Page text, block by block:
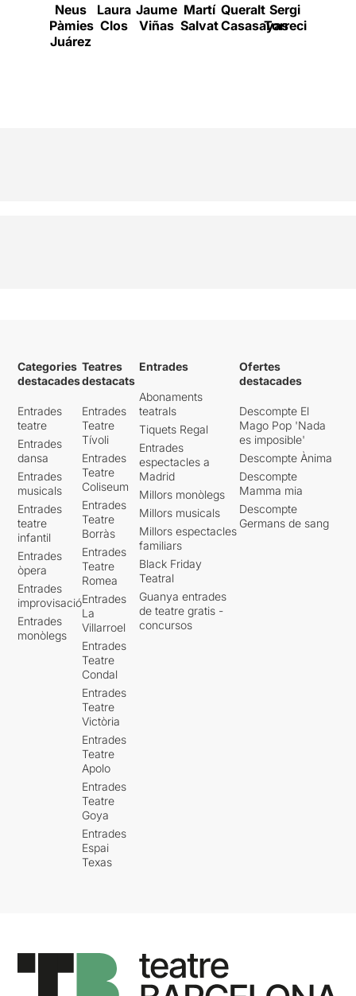
Neus
Pàmies
Juárez
Laura
Clos
Jaume
Viñas
Martí
Salvat
Queralt
Casasayas
Sergi
Torrecilla
Categories
destacades
Entrades
teatre
Entrades
dansa
Entrades
musicals
Entrades
teatre
infantil
Entrades
òpera
Entrades
improvisació
Entrades
monòlegs
Teatres
destacats
Entrades
Teatre
Tívoli
Entrades
Teatre
Coliseum
Entrades
Teatre
Borràs
Entrades
Teatre
Romea
Entrades
La
Villarroel
Entrades
Teatre
Condal
Entrades
Teatre
Victòria
Entrades
Teatre
Apolo
Entrades
Teatre
Goya
Entrades
Espai
Texas
Entrades
Abonaments
teatrals
Tiquets Regal
Entrades
espectacles a
Madrid
Millors monòlegs
Millors musicals
Millors espectacles
familiars
Black Friday
Teatral
Guanya entrades
de teatre gratis -
concursos
Ofertes
destacades
Descompte El
Mago Pop 'Nada
es imposible'
Descompte Ànima
Descompte
Mamma mia
Descompte
Germans de sang